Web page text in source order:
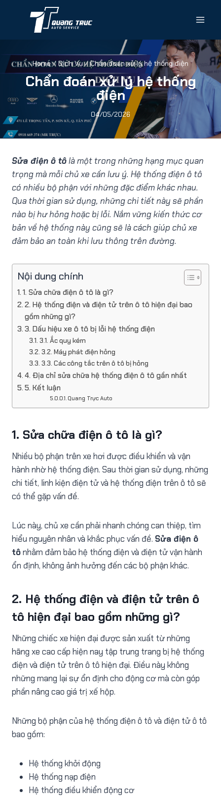
Home / Dịch Vụ / Chẩn đoán xử lý hệ thống điện
Chẩn đoán xử lý hệ thống
điện
04/05/2026
Sửa điện ô tôlà một trong những hạng mục quan
trọng mà mỗi chủ xe cần lưu ý. Hệ thống điện ô tô
có nhiều bộ phận với những đặc điểm khác nhau.
Qua thời gian sử dụng, những chi tiết này sẽ phần
nào bị hư hỏng hoặc bị lỗi. Nắm vững kiến thức cơ
bản về hệ thống này cũng sẽ là cách giúp chủ xe
đảm bảo an toàn khi lưu thông trên đường.
Nội dung chính
1. Sửa chữa điện ô tô là gì?
2. Hệ thống điện và điện tử trên ô tô hiện đại bao
gồm những gì?
3. Dấu hiệu xe ô tô bị lỗi hệ thống điện
3.1. Ắc quy kém
3.2. Máy phát điện hỏng
3.3. Các công tắc trên ô tô bị hỏng
4. Địa chỉ sửa chữa hệ thống điện ô tô gần nhất
5. Kết luận
Quang Trực Auto
1. Sửa chữa điện ô tô là gì?
Nhiều bộ phận trên xe hơi được điều khiển và vận
hành nhờ hệ thống điện. Sau thời gian sử dụng, những
chi tiết, linh kiện điện tử và hệ thống điện trên ô tô sẽ
có thể gặp vấn đề.
Lúc này, chủ xe cần phải nhanh chóng can thiệp, tìm
hiểu nguyên nhân và khắc phục vấn đề. Sửa điện ô
tônhằm đảm bảo hệ thống điện và điện tử vận hành
ổn định, không ảnh hưởng đến các bộ phận khác.
2. Hệ thống điện và điện tử trên ô
tô hiện đại bao gồm những gì?
Những chiếc xe hiện đại được sản xuất từ những
hãng xe cao cấp hiện nay tập trung trang bị hệ thống
điện và điện tử trên ô tô hiện đại. Điều này không
những mang lại sự ổn định cho động cơ mà còn góp
phần nâng cao giá trị xế hộp.
Những bộ phận của hệ thống điện ô tô và điện tử ô tô
bao gồm:
Hệ thống khởi động
Hệ thống nạp điện
Hệ thống điều khiển động cơ